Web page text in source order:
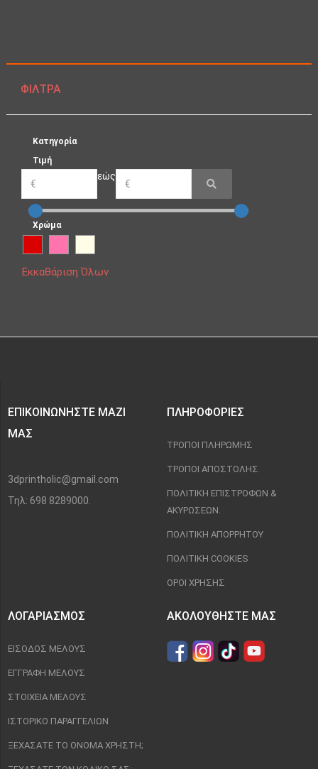
ΦΊΛΤΡΑ
Κατηγορία
Τιμή
εώς
Χρώμα
Εκκαθάριση Όλων
ΕΠΙΚΟΙΝΩΝΉΣΤΕ ΜΑΖΊ
ΜΑΣ
3dprintholic@gmail.com
Τηλ: 698 8289000.
ΠΛΗΡΟΦΟΡΊΕΣ
ΤΡΌΠΟΙ ΠΛΗΡΩΜΉΣ
ΤΡΌΠΟΙ ΑΠΟΣΤΟΛΉΣ
ΠΟΛΙΤΙΚΉ ΕΠΙΣΤΡΟΦΏΝ &
ΑΚΥΡΏΣΕΩΝ.
ΠΟΛΙΤΙΚΉ ΑΠΟΡΡΉΤΟΥ
ΠΟΛΙΤΙΚΉ COOKIES
ΌΡΟΙ ΧΡΉΣΗΣ
ΛΟΓΑΡΙΑΣΜΌΣ
ΕΊΣΟΔΟΣ ΜΈΛΟΥΣ
ΕΓΓΡΑΦΉ ΜΈΛΟΥΣ
ΣΤΟΙΧΕΊΑ ΜΈΛΟΥΣ
ΙΣΤΟΡΙΚΌ ΠΑΡΑΓΓΕΛΙΏΝ
ΞΕΧΆΣΑΤΕ ΤΟ ΌΝΟΜΑ ΧΡΉΣΤΗ;
ΑΚΟΛΟΥΘΉΣΤΕ ΜΑΣ